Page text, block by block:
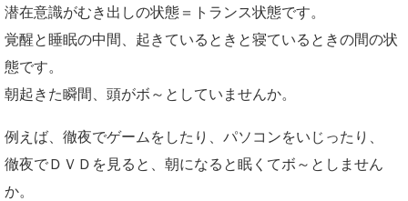
潜在意識がむき出しの状態＝トランス状態です。
覚醒と睡眠の中間、起きているときと寝ているときの間の状
態です。
朝起きた瞬間、頭がボ～としていませんか。
例えば、徹夜でゲームをしたり、パソコンをいじったり、
徹夜でＤＶＤを見ると、朝になると眠くてボ～としません
か。